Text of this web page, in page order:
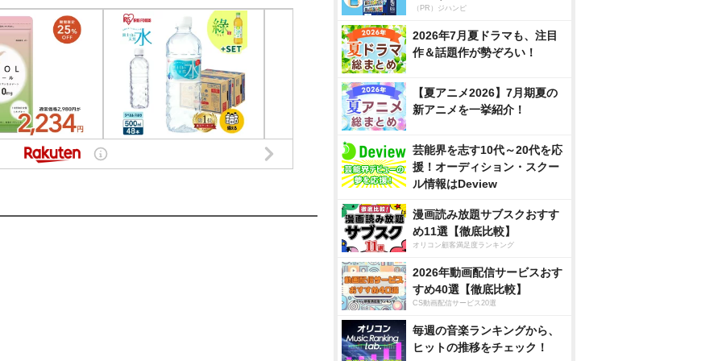
（PR）ジハンピ
2026年7月夏ドラマも、注目
作＆話題作が勢ぞろい！
【夏アニメ2026】7月期夏の
新アニメを一挙紹介！
芸能界を志す10代～20代を応
援！オーディション・スクー
ル情報はDeview
漫画読み放題サブスクおすす
め11選【徹底比較】
オリコン顧客満足度ランキング
2026年動画配信サービスおす
すめ40選【徹底比較】
CS動画配信サービス20選
毎週の音楽ランキングから、
ヒットの推移をチェック！